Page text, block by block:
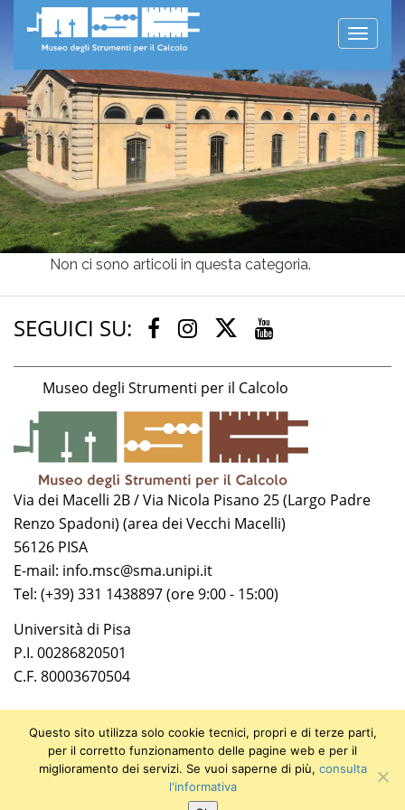
Toggle
Non ci sono articoli in questa categoria.
SEGUICI SU: Facebook
Instagram
Twitter
Museo degli Strumenti per il Calcolo
Via dei Macelli 2B / Via Nicola Pisano 25 (Largo Padre
Renzo Spadoni) (area dei Vecchi Macelli)
56126 PISA
E-mail: info.msc@sma.unipi.it
Tel: (+39) 331 1438897 (ore 9:00 - 15:00)
Università di Pisa
P.I. 00286820501
C.F. 80003670504
© 2018 Museo degli Strumenti per il Calcolo
Questo sito utilizza solo cookie tecnici, propri e di terze parti,
per il corretto funzionamento delle pagine web e per il
miglioramento dei servizi. Se vuoi saperne di più, consulta
l'informativa